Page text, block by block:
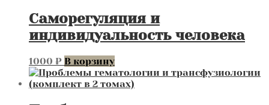
Саморегуляция и
индивидуальность человека
1000 ₽ В корзину